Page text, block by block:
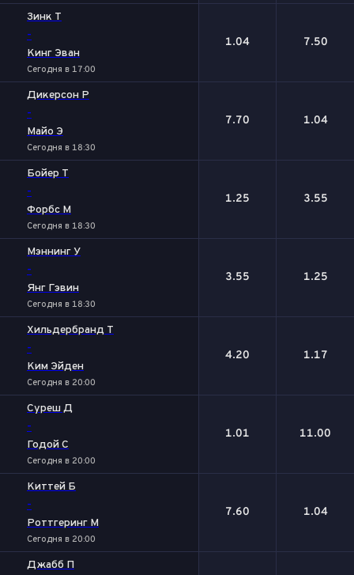
Зинк Т
-
Кинг Эван
Сегодня в 17:00
1.04 7.50
Дикерсон Р
-
Майо Э
Сегодня в 18:30
7.70 1.04
Бойер Т
-
Форбс М
Сегодня в 18:30
1.25 3.55
Мэннинг У
-
Янг Гэвин
Сегодня в 18:30
3.55 1.25
Хильдербранд Т
-
Ким Эйден
Сегодня в 20:00
4.20 1.17
Суреш Д
-
Годой С
Сегодня в 20:00
1.01 11.00
Киттей Б
-
Роттгеринг М
Сегодня в 20:00
7.60 1.04
Джабб П